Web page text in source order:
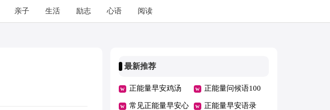
亲子 生活 励志 心语 阅读
最新推荐
正能量早安鸡汤 正能量问候语100
条
常见正能量早安心 正能量早安语录